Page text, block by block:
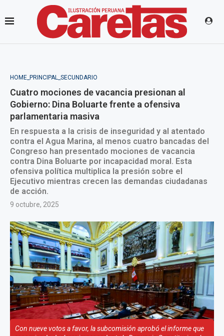
HOME_PRINCIPAL_SECUNDARIO
Cuatro mociones de vacancia presionan al
Gobierno: Dina Boluarte frente a ofensiva
parlamentaria masiva
En respuesta a la crisis de inseguridad y al atentado
contra el Agua Marina, al menos cuatro bancadas del
Congreso han presentado mociones de vacancia
contra Dina Boluarte por incapacidad moral. Esta
ofensiva política multiplica la presión sobre el
Ejecutivo mientras crecen las demandas ciudadanas
de acción.
9 octubre, 2025
Con nueve votos a favor, la subcomisión aprobó el informe que